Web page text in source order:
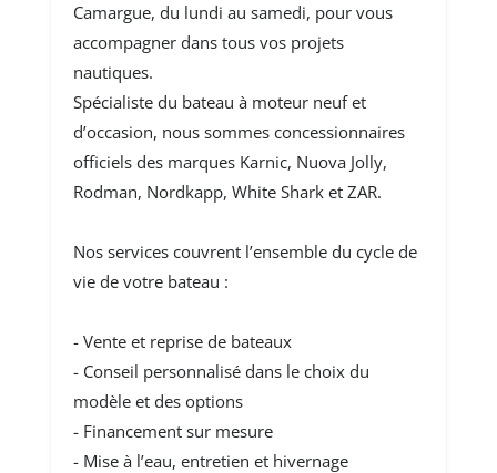
Camargue, du lundi au samedi, pour vous
accompagner dans tous vos projets
nautiques.
Spécialiste du bateau à moteur neuf et
d’occasion, nous sommes concessionnaires
officiels des marques Karnic, Nuova Jolly,
Rodman, Nordkapp, White Shark et ZAR.
Nos services couvrent l’ensemble du cycle de
vie de votre bateau :
- Vente et reprise de bateaux
- Conseil personnalisé dans le choix du
modèle et des options
- Financement sur mesure
- Mise à l’eau, entretien et hivernage